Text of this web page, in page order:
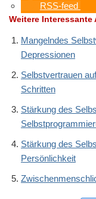
RSS-feed
Weitere Interessante
Mangelndes
Depressionen
Selbstvertrauen
Schritten
Stärkung des
Stärkung des
Persönlichkeit